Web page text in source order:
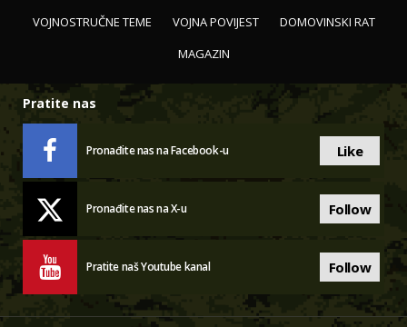
VOJNOSTRUČNE TEME
VOJNA POVIJEST
DOMOVINSKI RAT
MAGAZIN
Pratite nas
Pronađite nas na Facebook-u Like
Pronađite nas na X-u Follow
Pratite naš Youtube kanal Follow